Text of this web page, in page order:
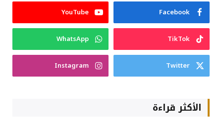
Facebook
YouTube
TikTok
WhatsApp
Twitter
Instagram
الأكثر قراءة